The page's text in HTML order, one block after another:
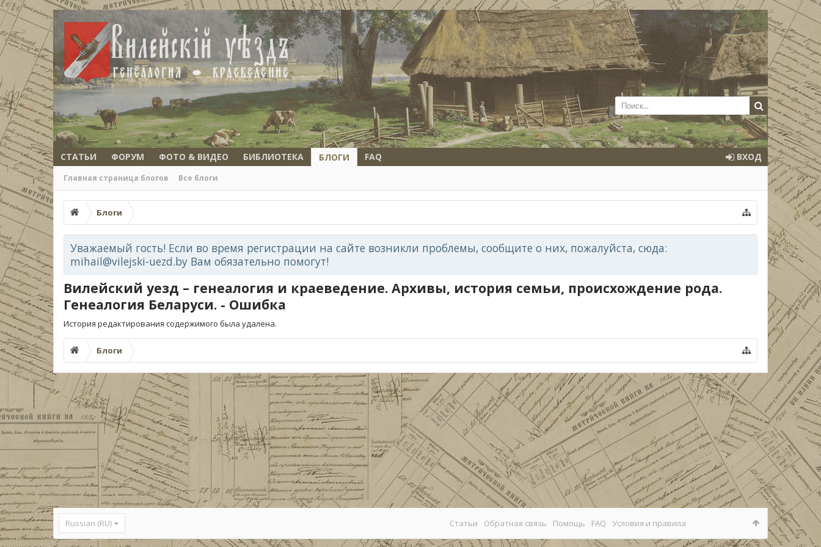
СТАТЬИ ФОРУМ ФОТО & ВИДЕО БИБЛИОТЕКА БЛОГИ
Главная страница блогов Все блоги
FAQ ВХОД
Блоги
Уважаемый гость! Если во время регистрации на сайте возникли проблемы, сообщите о них, пожалуйста, сюда:
mihail@vilejski-uezd.by Вам обязательно помогут!
Вилейский уезд – генеалогия и краеведение. Архивы, история семьи, происхождение рода.
Генеалогия Беларуси. - Ошибка
История редактирования содержимого была удалена.
Блоги
Russian (RU) Статьи Обратная связь Помощь FAQ Условия и правила